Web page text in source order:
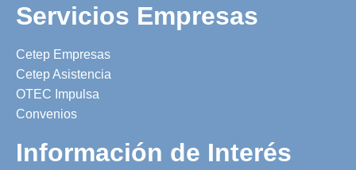
Servicios Empresas
Cetep Empresas
Cetep Asistencia
OTEC Impulsa
Convenios
Información de Interés